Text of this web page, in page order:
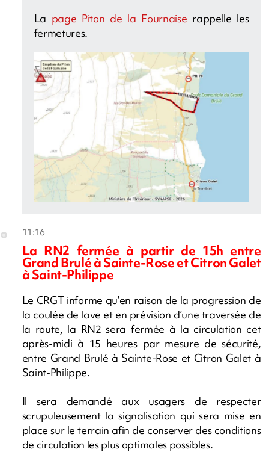
La page Piton de la Fournaise rappelle les
fermetures.
11:16
La RN2 fermée à partir de 15h entre
Grand Brulé à Sainte-Rose et Citron Galet
à Saint-Philippe
Le CRGT informe qu’en raison de la progression de
la coulée de lave et en prévision d’une traversée de
la route, la RN2 sera fermée à la circulation cet
après-midi à 15 heures par mesure de sécurité,
entre Grand Brulé à Sainte-Rose et Citron Galet à
Saint-Philippe.
Il sera demandé aux usagers de respecter
scrupuleusement la signalisation qui sera mise en
place sur le terrain afin de conserver des conditions
de circulation les plus optimales possibles.